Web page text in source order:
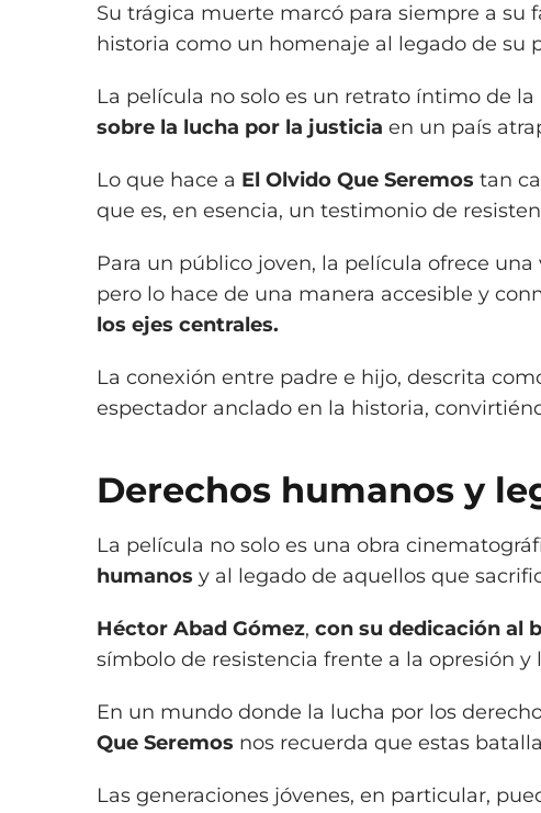
Su trágica muerte marcó para siempre a su
historia como un homenaje al legado de su
La película no solo es un retrato íntimo de la
sobre la lucha por la justicia en un país
Lo que hace a El Olvido Que Seremos tan
que es, en esencia, un testimonio de
Para un público joven, la película ofrece
pero lo hace de una manera accesible y
los ejes centrales.
La conexión entre padre e hijo, descrita
espectador anclado en la historia,
Derechos humanos y
La película no solo es una obra
humanos y al legado de aquellos que
Héctor Abad Gómez, con su dedicación al
símbolo de resistencia frente a la opresión y
En un mundo donde la lucha por los
Que Seremos nos recuerda que estas
Las generaciones jóvenes, en particular,